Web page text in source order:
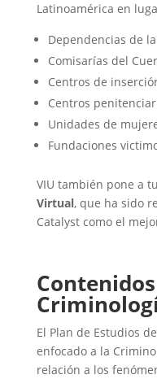
Latinoamérica en
Dependencias de
Comisarías del
Centros de
Centros
Unidades de
Fundaciones
VIU también pone a
Virtual, que ha sido
Catalyst como el
El Plan de Estudios
enfocado a la
relación a los